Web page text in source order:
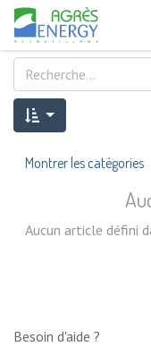
Montrer les catégories
Aucun article défini
Besoin d'aide ?